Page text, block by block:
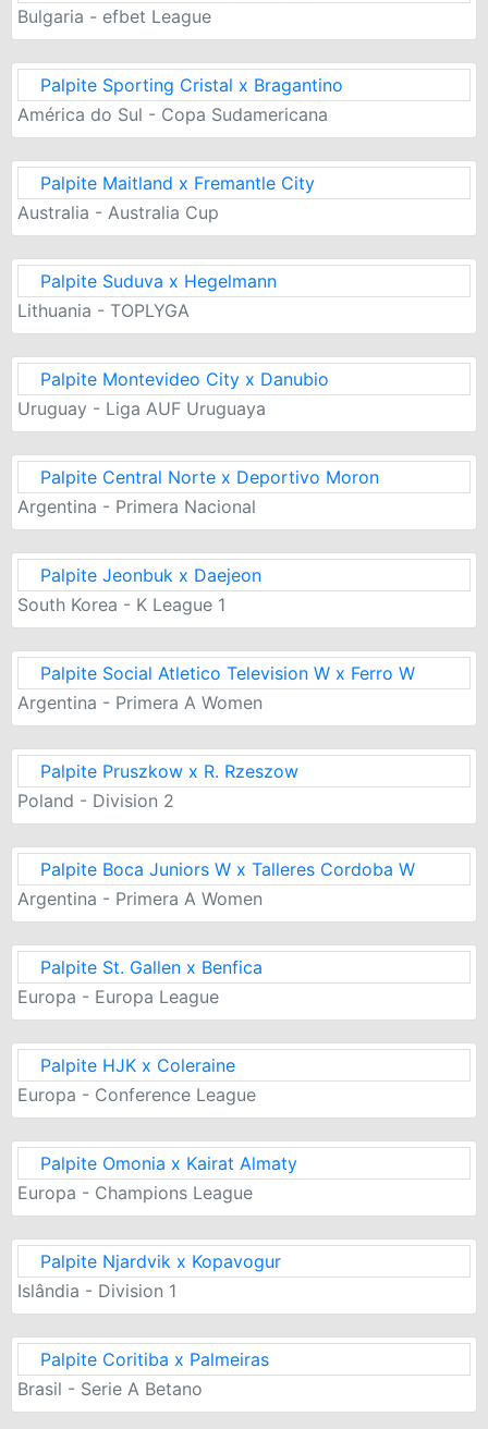
Bulgaria - efbet League
Palpite Sporting Cristal x Bragantino
América do Sul - Copa Sudamericana
Palpite Maitland x Fremantle City
Australia - Australia Cup
Palpite Suduva x Hegelmann
Lithuania - TOPLYGA
Palpite Montevideo City x Danubio
Uruguay - Liga AUF Uruguaya
Palpite Central Norte x Deportivo Moron
Argentina - Primera Nacional
Palpite Jeonbuk x Daejeon
South Korea - K League 1
Palpite Social Atletico Television W x Ferro W
Argentina - Primera A Women
Palpite Pruszkow x R. Rzeszow
Poland - Division 2
Palpite Boca Juniors W x Talleres Cordoba W
Argentina - Primera A Women
Palpite St. Gallen x Benfica
Europa - Europa League
Palpite HJK x Coleraine
Europa - Conference League
Palpite Omonia x Kairat Almaty
Europa - Champions League
Palpite Njardvik x Kopavogur
Islândia - Division 1
Palpite Coritiba x Palmeiras
Brasil - Serie A Betano